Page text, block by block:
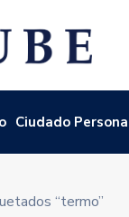
Ciudado
“termo”